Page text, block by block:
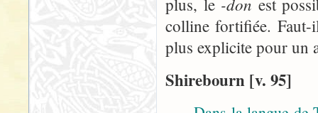
plus, le
est
colline fortifiée. Faut-
plus explicite pour un
Shirebourn [v. 95]